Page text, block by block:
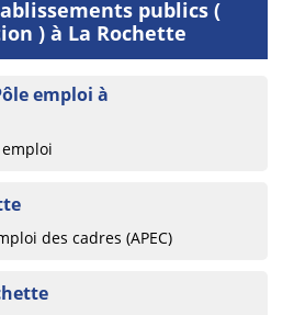
publics (
) à La Rochette
emploi à
des cadres (APEC)